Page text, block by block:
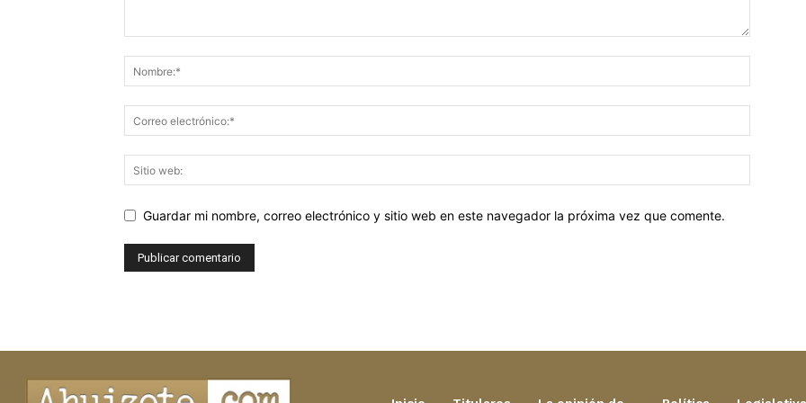
Guardar mi nombre, correo electrónico y sitio web en este navegador la próxima vez que comente.